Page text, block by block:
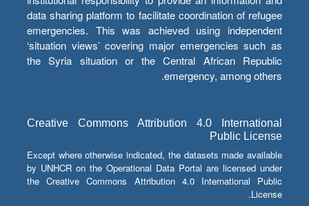
data sharing platform to facilitate coordination of refugee
emergencies. This was achieved using independent
‘situation views’ covering major emergencies such as
the Syria situation or the Central African Republic
emergency, among others.
Creative Commons Attribution 4.0 International
Public License
Except where otherwise indicated, the datasets made available
by UNHCR on the Operational Data Portal are licensed under
the Creative Commons Attribution 4.0 International Public
License.